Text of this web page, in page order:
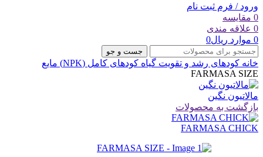
ورود / فرم ثبت نام
0 مقایسه
0 علاقه مندی
0 موارد ریال0
جست و جو
خانه کودهای رشد و تقویت گیاه کودهای کامل (NPK) مایع
FARMASA SIZE
مالاتیون نگین
بازگشت به محصولات
FARMASA CHICK